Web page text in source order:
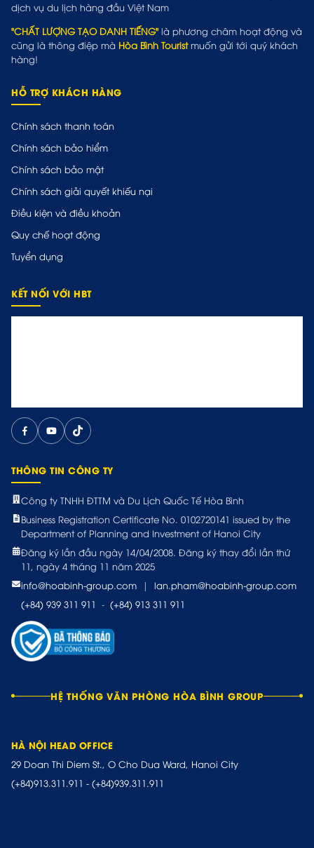
dịch vụ du lịch hàng đầu Việt Nam
"CHẤT LƯỢNG TẠO DANH TIẾNG" là phương châm hoạt động và
cũng là thông điệp mà Hòa Bình Touristmuốn gửi tới quý khách
hàng!
HỖ TRỢ KHÁCH HÀNG
Chính sách thanh toán
Chính sách bảo hiểm
Chính sách bảo mật
Chính sách giải quyết khiếu nại
Điều kiện và điều khoản
Quy chế hoạt động
Tuyển dụng
KẾT NỐI VỚI HBT
THÔNG TIN CÔNG TY
Công ty TNHH ĐTTM và Du Lịch Quốc Tế Hòa Bình
Business Registration Certificate No. 0102720141 issued by the
Department of Planning and Investment of Hanoi City
Đăng ký lần đầu ngày 14/04/2008. Đăng ký thay đổi lần thứ
11, ngày 4 tháng 11 năm 2025
info@hoabinh-group.com
|
lan.pham@hoabinh-group.com
(+84) 939 311 911 - (+84) 913 311 911
HỆ THỐNG VĂN PHÒNG HÒA BÌNH GROUP
HÀ NỘI HEAD OFFICE
29 Doan Thi Diem St., O Cho Dua Ward, Hanoi City
(+84)913.311.911 - (+84)939.311.911